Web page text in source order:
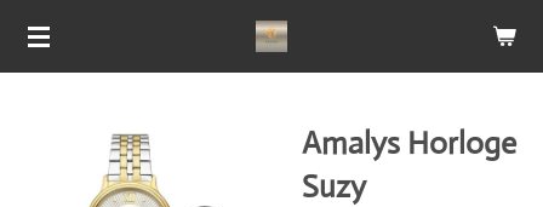
Ga
hoofdinhoud
Amalys Horloge
Suzy